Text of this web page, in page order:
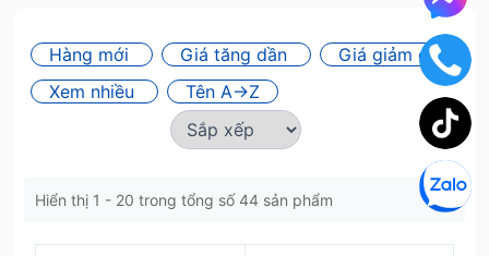
Hàng mới Giá tăng dần
Giá giảm dần
Xem nhiều
Tên A->Z
Hiển thị 1 - 20 trong tổng số 44 sản phẩm